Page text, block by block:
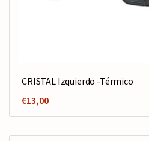
CRISTAL Izquierdo -Térmico
€13,00